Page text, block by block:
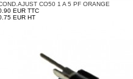
CO50 1 A 5 PF ORANGE
EUR TTC
EUR HT